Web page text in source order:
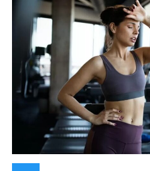
Categorias: